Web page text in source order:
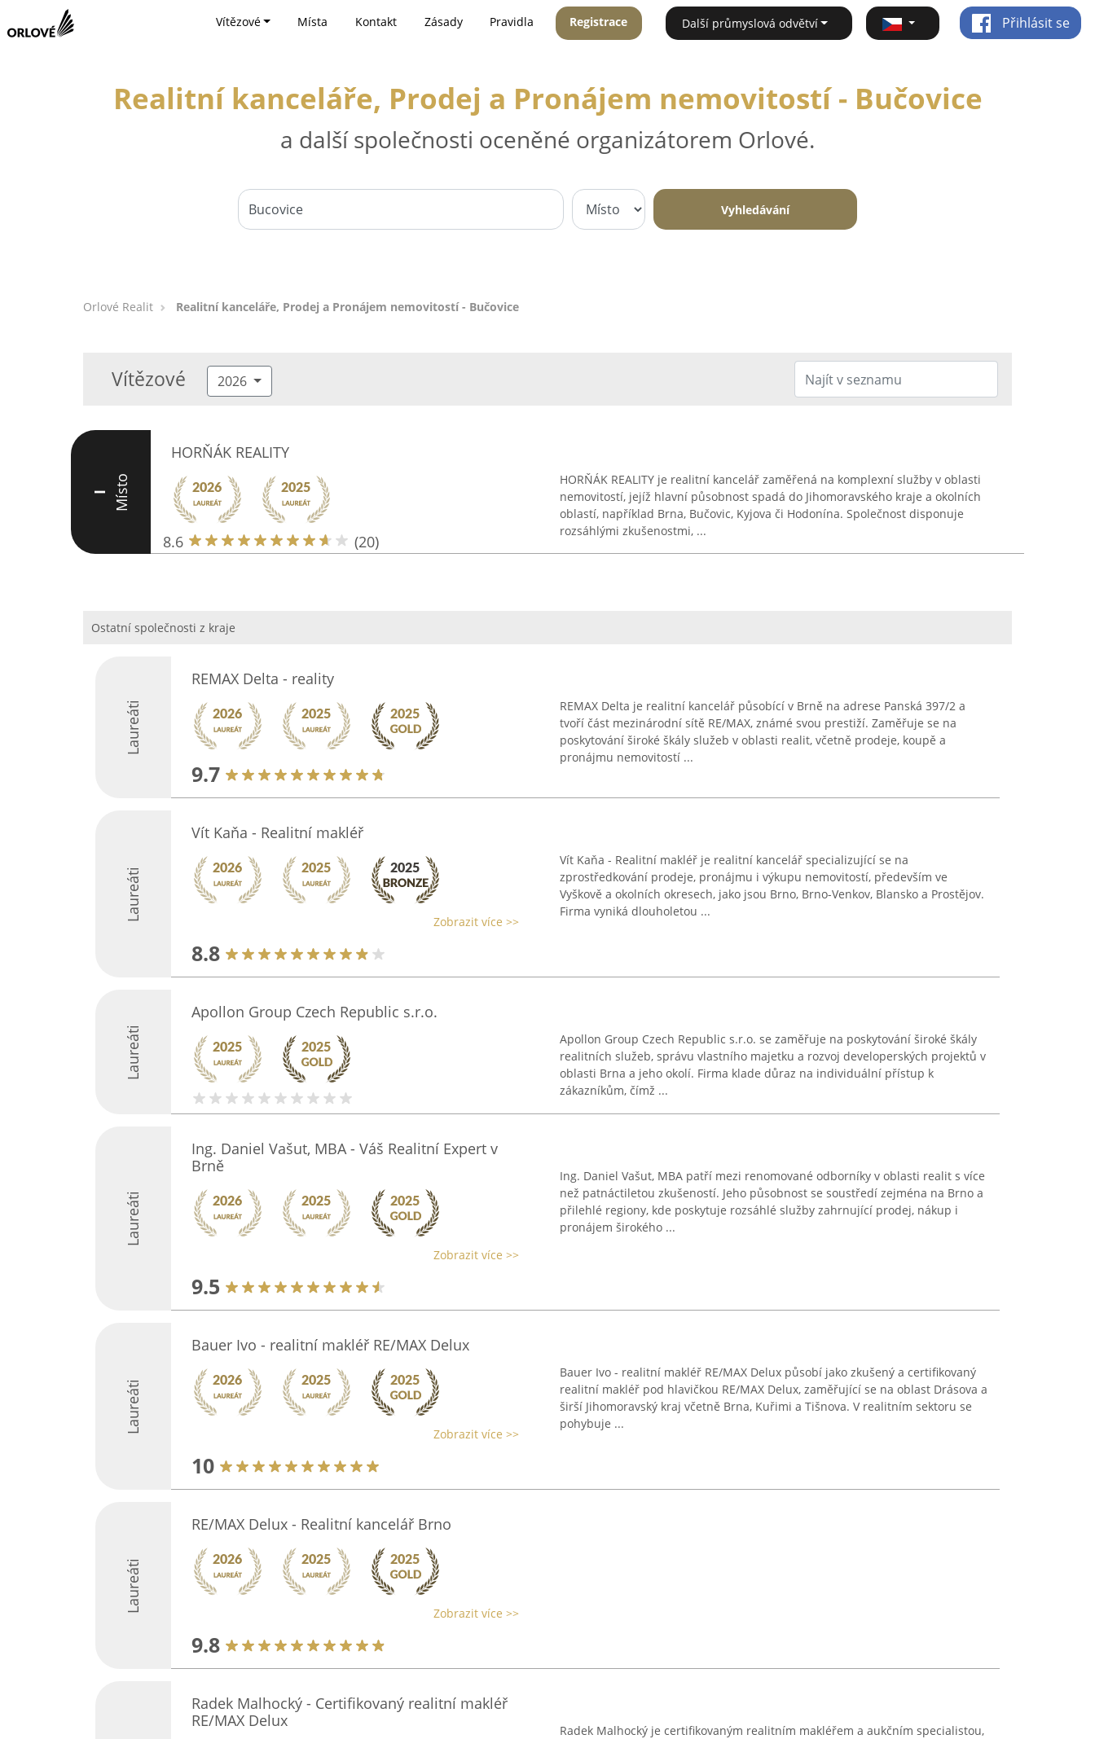
Vítězové Místa Kontakt Zásady Pravidla Registrace Další průmyslová odvětví Přihlásit se
Realitní kanceláře, Prodej a Pronájem nemovitostí - Bučovice
a další společnosti oceněné organizátorem Orlové.
Vyhledávání
Orlové Realit Realitní kanceláře, Prodej a Pronájem nemovitostí - Bučovice
Vítězové 2026
I Místo
HORŇÁK REALITY
8.6 (20)
HORŇÁK REALITY je realitní kancelář zaměřená na komplexní služby v oblasti
nemovitostí, jejíž hlavní působnost spadá do Jihomoravského kraje a okolních
oblastí, například Brna, Bučovic, Kyjova či Hodonína. Společnost disponuje
rozsáhlými zkušenostmi, ...
Ostatní společnosti z kraje
Laureáti
REMAX Delta - reality
9.7
REMAX Delta je realitní kancelář působící v Brně na adrese Panská 397/2 a
tvoří část mezinárodní sítě RE/MAX, známé svou prestiží. Zaměřuje se na
poskytování široké škály služeb v oblasti realit, včetně prodeje, koupě a
pronájmu nemovitostí ...
Laureáti
Vít Kaňa - Realitní makléř
Zobrazit více >>
8.8
Vít Kaňa - Realitní makléř je realitní kancelář specializující se na
zprostředkování prodeje, pronájmu i výkupu nemovitostí, především ve
Vyškově a okolních okresech, jako jsou Brno, Brno-Venkov, Blansko a Prostějov.
Firma vyniká dlouholetou ...
Laureáti
Apollon Group Czech Republic s.r.o.
Apollon Group Czech Republic s.r.o. se zaměřuje na poskytování široké škály
realitních služeb, správu vlastního majetku a rozvoj developerských projektů v
oblasti Brna a jeho okolí. Firma klade důraz na individuální přístup k
zákazníkům, čímž ...
Laureáti
Ing. Daniel Vašut, MBA - Váš Realitní Expert v
Brně
Zobrazit více >>
9.5
Ing. Daniel Vašut, MBA patří mezi renomované odborníky v oblasti realit s více
než patnáctiletou zkušeností. Jeho působnost se soustředí zejména na Brno a
přilehlé regiony, kde poskytuje rozsáhlé služby zahrnující prodej, nákup i
pronájem širokého ...
Laureáti
Bauer Ivo - realitní makléř RE/MAX Delux
Zobrazit více >>
10
Bauer Ivo - realitní makléř RE/MAX Delux působí jako zkušený a certifikovaný
realitní makléř pod hlavičkou RE/MAX Delux, zaměřující se na oblast Drásova a
širší Jihomoravský kraj včetně Brna, Kuřimi a Tišnova. V realitním sektoru se
pohybuje ...
Laureáti
RE/MAX Delux - Realitní kancelář Brno
Zobrazit více >>
9.8
Radek Malhocký - Certifikovaný realitní makléř
RE/MAX Delux
Radek Malhocký je certifikovaným realitním makléřem a aukčním specialistou,